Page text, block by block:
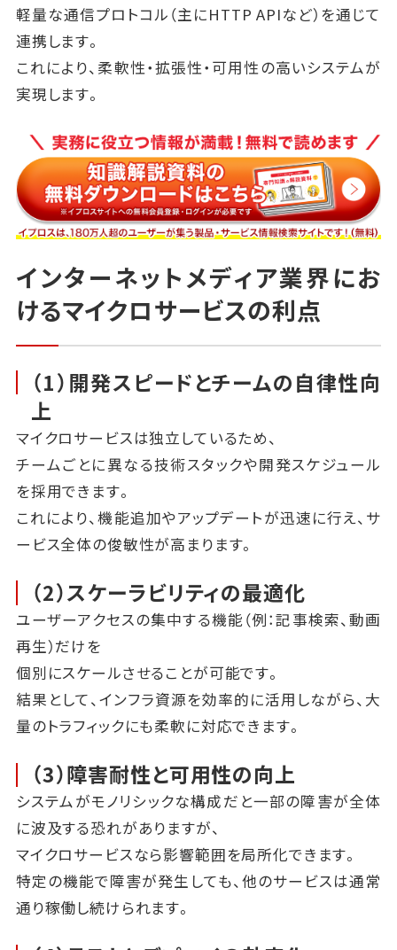
軽量な通信プロトコル（主にHTTP APIなど）を通じて
連携します。
これにより、柔軟性・拡張性・可用性の高いシステムが
実現します。
インターネットメディア業界にお
けるマイクロサービスの利点
（1）開発スピードとチームの自律性向
上
マイクロサービスは独立しているため、
チームごとに異なる技術スタックや開発スケジュール
を採用できます。
これにより、機能追加やアップデートが迅速に行え、サ
ービス全体の俊敏性が高まります。
（2）スケーラビリティの最適化
ユーザーアクセスの集中する機能（例：記事検索、動画
再生）だけを
個別にスケールさせることが可能です。
結果として、インフラ資源を効率的に活用しながら、大
量のトラフィックにも柔軟に対応できます。
（3）障害耐性と可用性の向上
システムがモノリシックな構成だと一部の障害が全体
に波及する恐れがありますが、
マイクロサービスなら影響範囲を局所化できます。
特定の機能で障害が発生しても、他のサービスは通常
通り稼働し続けられます。